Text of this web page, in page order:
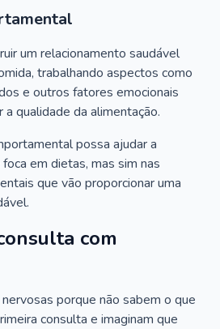
um relacionamento saudável
trabalhando aspectos como
e outros fatores emocionais
qualidade da alimentação.
possa ajudar a
em dietas, mas sim nas
que vão proporcionar uma
com
porque não sabem o que
consulta e imaginam que